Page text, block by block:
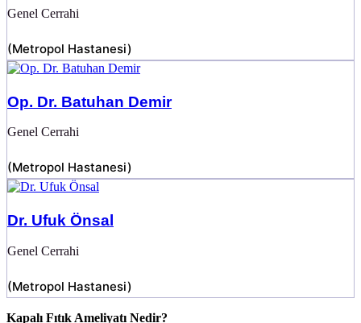
Genel Cerrahi
(Metropol Hastanesi)
Op. Dr. Batuhan Demir
Genel Cerrahi
(Metropol Hastanesi)
Dr. Ufuk Önsal
Genel Cerrahi
(Metropol Hastanesi)
Kapalı Fıtık Ameliyatı Nedir?